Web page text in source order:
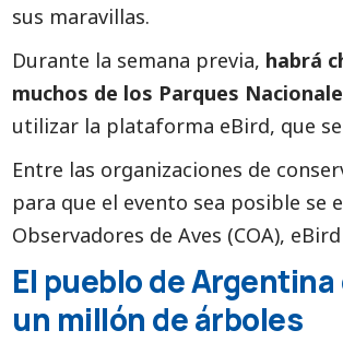
sus maravillas.
Durante la semana previa, habrá
muchos de los Parques
utilizar la plataforma eBird, que
Entre las organizaciones de
para que el evento sea posible se
Observadores de Aves (COA),
El pueblo de
un millón de árboles